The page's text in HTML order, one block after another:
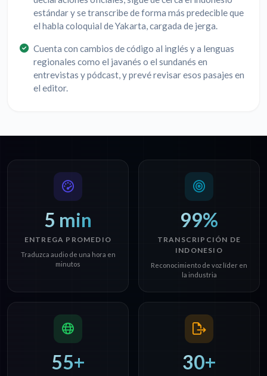
estándar y se transcribe de forma más predecible que
el habla coloquial de Yakarta, cargada de jerga.
Cuenta con cambios de código al inglés y a lenguas
regionales como el javanés o el sundanés en
entrevistas y pódcast, y prevé revisar esos pasajes en
el editor.
5 min
ENTREGA PROMEDIO
Traduzca audio de una hora en
minutos
99%
TRANSCRIPCIÓN DE
INDONESIO
Reconocimiento de voz líder en
la industria
55+ 30+